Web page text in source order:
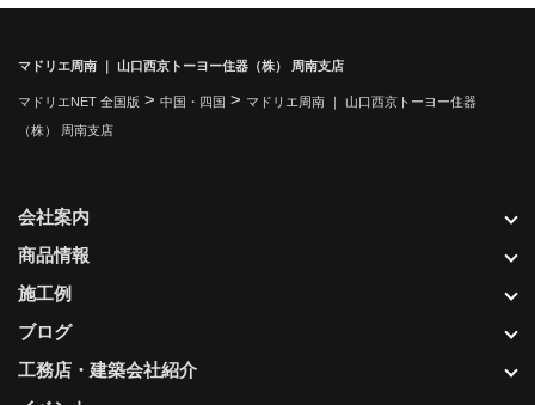
マドリエ周南 ｜ 山口西京トーヨー住器（株） 周南支店
マドリエNET 全国版 > 中国・四国 > マドリエ周南 ｜ 山口西京トーヨー住器
（株） 周南支店
会社案内
商品情報
施工例
ブログ
工務店・建築会社紹介